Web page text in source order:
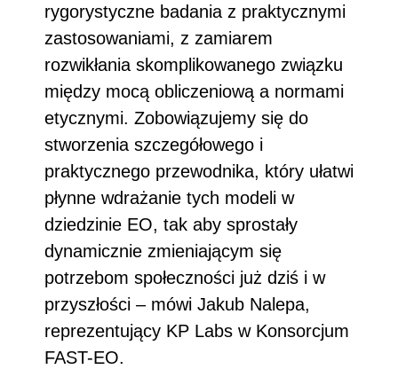
rygorystyczne badania z praktycznymi
zastosowaniami, z zamiarem
rozwikłania skomplikowanego związku
między mocą obliczeniową a normami
etycznymi. Zobowiązujemy się do
stworzenia szczegółowego i
praktycznego przewodnika, który ułatwi
płynne wdrażanie tych modeli w
dziedzinie EO, tak aby sprostały
dynamicznie zmieniającym się
potrzebom społeczności już dziś i w
przyszłości – mówi Jakub Nalepa,
reprezentujący KP Labs w Konsorcjum
FAST-EO.